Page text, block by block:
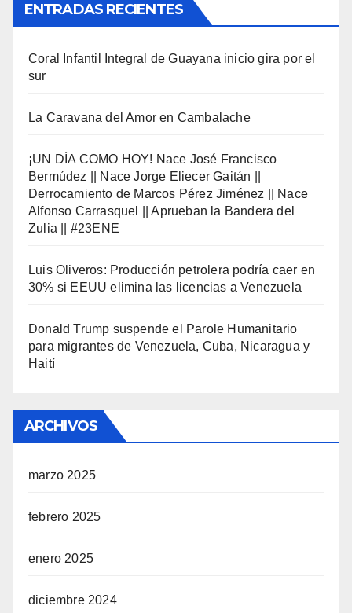
ENTRADAS RECIENTES
Coral Infantil Integral de Guayana inicio gira por el
sur
La Caravana del Amor en Cambalache
¡UN DÍA COMO HOY! Nace José Francisco
Bermúdez || Nace Jorge Eliecer Gaitán ||
Derrocamiento de Marcos Pérez Jiménez || Nace
Alfonso Carrasquel || Aprueban la Bandera del
Zulia || #23ENE
Luis Oliveros: Producción petrolera podría caer en
30% si EEUU elimina las licencias a Venezuela
Donald Trump suspende el Parole Humanitario
para migrantes de Venezuela, Cuba, Nicaragua y
Haití
ARCHIVOS
marzo 2025
febrero 2025
enero 2025
diciembre 2024